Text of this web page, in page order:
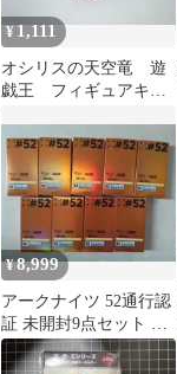
¥1,111
オシリスの天空竜 遊
戯王 フィギュアキー
¥8,999
アークナイツ 52通行認
証 未開封9点セット ウ
ァン 赤刀明霄 ティティ